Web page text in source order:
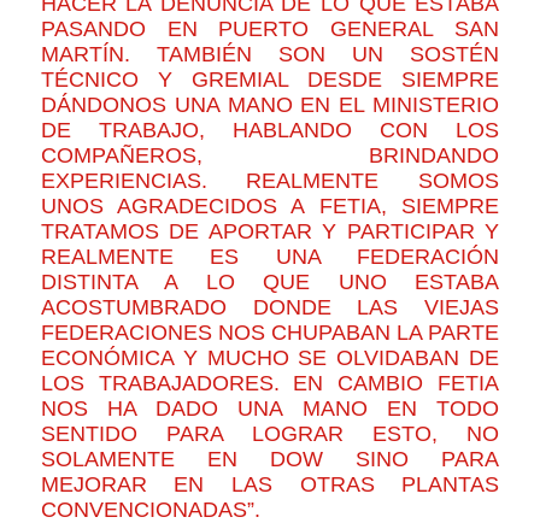
PASANDO EN PUERTO GENERAL SAN
MARTÍN. TAMBIÉN SON UN SOSTÉN
TÉCNICO Y GREMIAL DESDE SIEMPRE
DÁNDONOS UNA MANO EN EL MINISTERIO
DE TRABAJO, HABLANDO CON LOS
COMPAÑEROS, BRINDANDO
EXPERIENCIAS. REALMENTE SOMOS
UNOS AGRADECIDOS A FETIA, SIEMPRE
TRATAMOS DE APORTAR Y PARTICIPAR Y
REALMENTE ES UNA FEDERACIÓN
DISTINTA A LO QUE UNO ESTABA
ACOSTUMBRADO DONDE LAS VIEJAS
FEDERACIONES NOS CHUPABAN LA PARTE
ECONÓMICA Y MUCHO SE OLVIDABAN DE
LOS TRABAJADORES. EN CAMBIO FETIA
NOS HA DADO UNA MANO EN TODO
SENTIDO PARA LOGRAR ESTO, NO
SOLAMENTE EN DOW SINO PARA
MEJORAR EN LAS OTRAS PLANTAS
CONVENCIONADAS”.